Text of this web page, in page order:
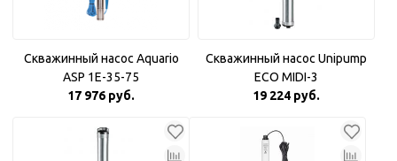
Скважинный насос Aquario
ASP 1E-35-75
17 976 руб.
Скважинный насос Unipump
ECO MIDI-3
19 224 руб.